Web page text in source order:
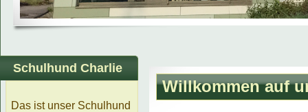
Schulhund Charlie
Das ist unser Schulhund
Willkommen auf